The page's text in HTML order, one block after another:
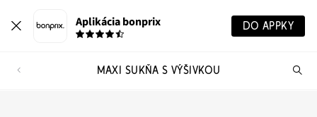
Aplikácia bonprix DO APPKY
MAXI SUKŇA S VÝŠIVKOU